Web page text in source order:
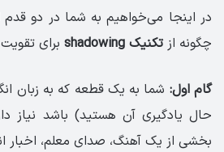
در اینجا می‌خواهیم به شما در دو
چگونه از تکنیک shadowing برای
گام اول: شما به یک قطعه که به زبان
حال یادگیری آن هستید) باشد نیاز
بخشی از یک آهنگ، صدای معلم، اخبار